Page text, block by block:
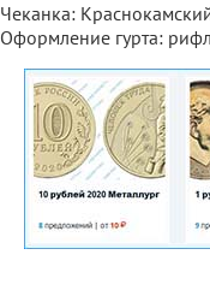
Чеканка:
Оформление гурта: